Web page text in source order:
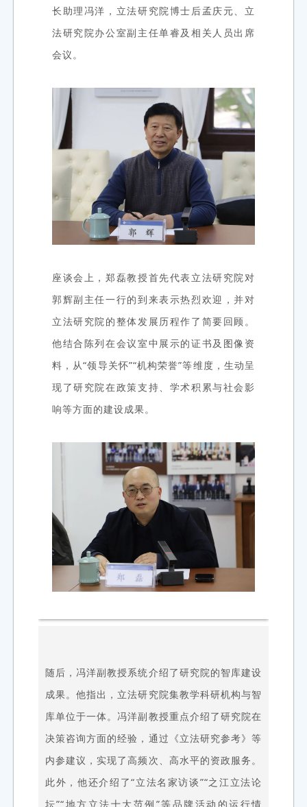
长助理冯洋，立法研究院博士后孟庆元、立
法研究院办公室副主任单睿及相关人员出席
会议。
座谈会上，郑磊教授首先代表立法研究院对
郭辉副主任一行的到来表示热烈欢迎， 并对
立法研究院的整体发展历程作了简要回顾。
他结合陈列在会议室中展示的证书及图像资
料，从“领导关怀”“机构荣誉”等维度，生动呈
现了研究院在政策支持、学术积累与社会影
响等方面的建设成果。
随后，冯洋副教授系统介绍了研究院的智库建设
成果。他指出，立法研究院集教学科研机构与智
库单位于一体。冯洋副教授重点介绍了研究院在
决策咨询方面的经验，通过《立法研究参考》等
内参建议，实现了高频次、高水平的资政服务。
此外，他还介绍了“立法名家访谈”“之江立法论
坛”“地方立法十大范例”等品牌活动的运行情